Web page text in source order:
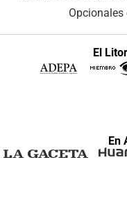
Opcionales
El
En